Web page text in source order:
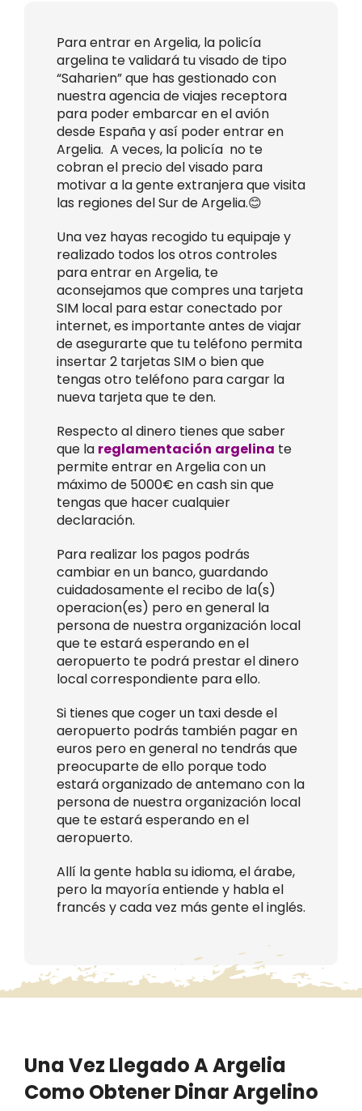
Para entrar en Argelia, la policía
argelina te validará tu visado de tipo
“Saharien” que has gestionado con
nuestra agencia de viajes receptora
para poder embarcar en el avión
desde España y así poder entrar en
Argelia. A veces, la policía no te
cobran el precio del visado para
motivar a la gente extranjera que visita
las regiones del Sur de Argelia.😊
Una vez hayas recogido tu equipaje y
realizado todos los otros controles
para entrar en Argelia, te
aconsejamos que compres una tarjeta
SIM local para estar conectado por
internet, es importante antes de viajar
de asegurarte que tu teléfono permita
insertar 2 tarjetas SIM o bien que
tengas otro teléfono para cargar la
nueva tarjeta que te den.
Respecto al dinero tienes que saber
que la reglamentación argelina te
permite entrar en Argelia con un
máximo de 5000€ en cash sin que
tengas que hacer cualquier
declaración.
Para realizar los pagos podrás
cambiar en un banco, guardando
cuidadosamente el recibo de la(s)
operacion(es) pero en general la
persona de nuestra organización local
que te estará esperando en el
aeropuerto te podrá prestar el dinero
local correspondiente para ello.
Si tienes que coger un taxi desde el
aeropuerto podrás también pagar en
euros pero en general no tendrás que
preocuparte de ello porque todo
estará organizado de antemano con la
persona de nuestra organización local
que te estará esperando en el
aeropuerto.
Allí la gente habla su idioma, el árabe,
pero la mayoría entiende y habla el
francés y cada vez más gente el inglés.
Una Vez Llegado A Argelia
Como Obtener Dinar Argelino